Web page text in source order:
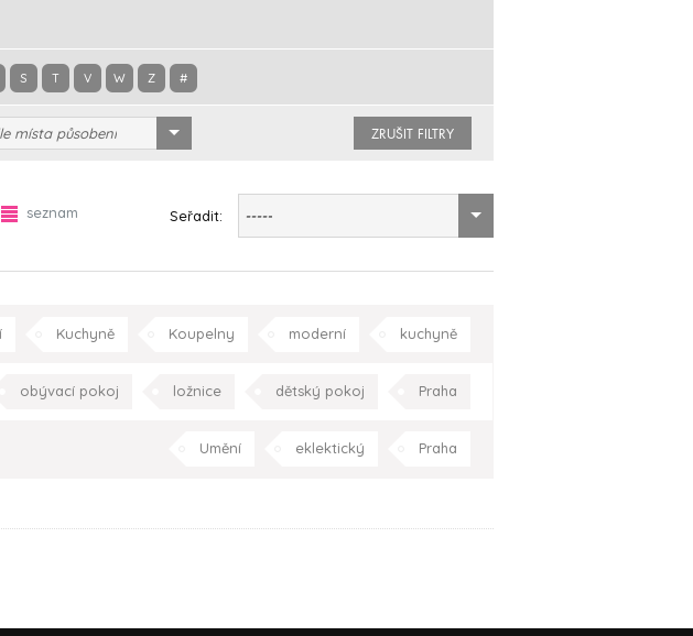
S T V W Z #
místa působení ZRUŠIT FILTRY
seznam Seřadit: -----
Kuchyně Koupelny moderní kuchyně
obývací pokoj ložnice dětský pokoj Praha
Umění eklektický Praha